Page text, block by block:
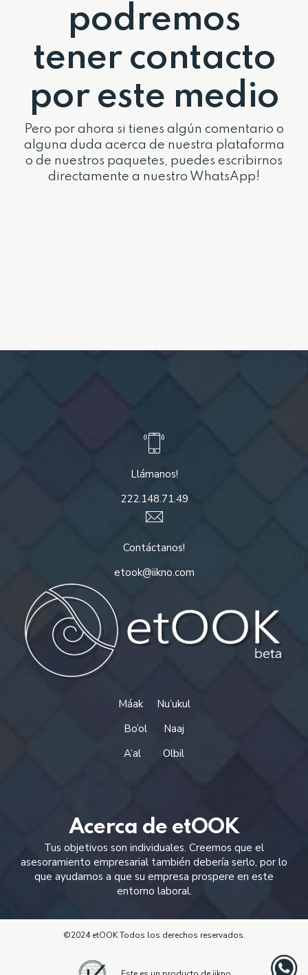
podremos
tener contacto
por este medio
Pero por ahora si tienes algún comentario o
alguna duda acerca de nuestra plataforma
o de nuestros paquetes, puedes escribirnos
directamente a nuestro WhatsApp!
Llámanos!
222.148.71.49
Contáctanos!
etook@iikno.com
Máak
Nu’ukul
Bo’ol
Naaj
A’al
Olbil
Acerca de etOOK
Tus objetivos son individuales. Creemos que el
asesoramiento empresarial también debería serlo, por lo
que ayudamos a que su empresa prospere en este
entorno laboral.
©2024 etOOK Todos los derechos reservados.